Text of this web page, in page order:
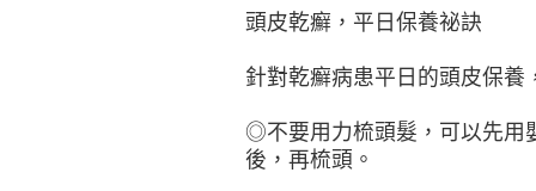
頭皮乾癬，平日保養祕訣
針對乾癬病患平日的頭皮保養
◎不要用力梳頭髮，可以先用
後，再梳頭。